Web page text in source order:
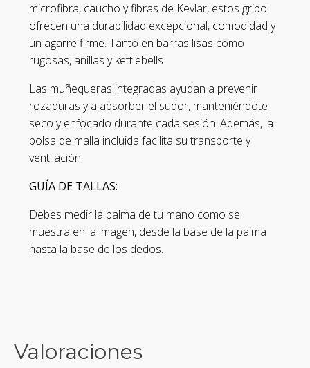
microfibra, caucho y fibras de Kevlar, estos gripo
ofrecen una durabilidad excepcional, comodidad y
un agarre firme. Tanto en barras lisas como
rugosas, anillas y kettlebells.
Las muñequeras integradas ayudan a prevenir
rozaduras y a absorber el sudor, manteniéndote
seco y enfocado durante cada sesión. Además, la
bolsa de malla incluida facilita su transporte y
ventilación.
GUÍA DE TALLAS:
Debes medir la palma de tu mano como se
muestra en la imagen, desde la base de la palma
hasta la base de los dedos.
Valoraciones